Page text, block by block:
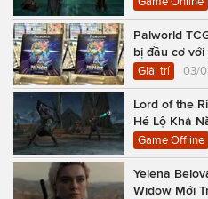
Palworld
bị đầu cơ
Giải trí 03/
Lord of the
Hé Lộ Khả
Game Offline
Yelena
Widow Mới